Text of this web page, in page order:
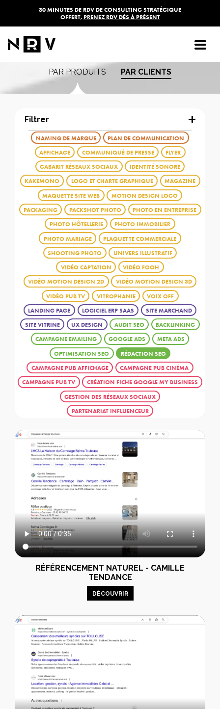
30 MINUTES DE RDV DE CONSULTING STRATÉGIQUE
OFFERT, PRENEZ RDV DÈS À PRÉSENT
Les réalisations de
l'agence NRV
PAR PRODUITS PAR CLIENTS
Filtrer
AFFICHAGE
AUDIT SEO
BACKLINKING
CAMPAGNE EMAILING
CAMPAGNE PUB AFFICHAGE
CAMPAGNE PUB CINÉMA
CAMPAGNE PUB TV
COMMUNIQUÉ DE PRESSE
CRÉATION FICHE GOOGLE MY BUSINESS
FLYER
GABARIT RÉSEAUX SOCIAUX
GESTION DES RÉSEAUX SOCIAUX
GOOGLE ADS
IDENTITÉ SONORE
KAKEMONO
LANDING PAGE LOGICIEL ERP SAAS
LOGO ET CHARTE GRAPHIQUE
MAGAZINE
MAQUETTE SITE WEB
META ADS
MOTION DESIGN LOGO
NAMING DE MARQUE
OPTIMISATION SEO
PACKAGING PACKSHOT PHOTO
PARTENARIAT INFLUENCEUR
PHOTO EN ENTREPRISE
PHOTO HÔTELLERIE
PHOTO IMMOBILIER
PHOTO MARIAGE
PLAN DE COMMUNICATION
PLAQUETTE COMMERCIALE
RÉDACTION SEO
SHOOTING PHOTO
SITE MARCHAND
SITE VITRINE
UNIVERS ILLUSTRATIF
UX DESIGN
VIDÉO CAPTATION
VIDÉO FOOH
VIDÉO MOTION DESIGN 2D
VIDÉO MOTION DESIGN 3D
VIDÉO PUB TV
VITROPHANIE VOIX OFF
RÉFÉRENCEMENT NATUREL - CAMILLE
TENDANCE
DÉCOUVRIR